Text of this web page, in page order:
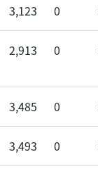
3,123 0
2,913 0
3,485 0
3,493 0